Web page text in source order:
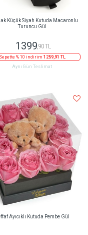
Küçük Siyah Kutuda Macaronlu
Turuncu Gül
1399,90 TL
Sepette % 10 indirim 1259,91 TL
Aynı Gün Teslimat
Ayıcıklı Kutuda Pembe Gül